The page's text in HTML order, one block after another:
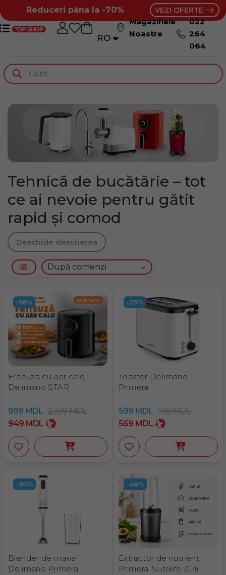
Reduceri pâna la -70% VEZI OFERTE
RO
RU
Magazinele
Noastre
022
264
064
Tehnică de bucătărie – tot
ce ai nevoie pentru gătit
rapid și comod
Deschide descrierea
Gamă largă de aparate
Confort și durabilitate
Livrare în toată Moldova
-58%
Friteuza cu aer cald
Delimano STAR
999 MDL 2.399MDL
949 MDL
-25%
Toaster Delimano
Primera
599 MDL 799MDL
569 MDL
-30%
Blender de mana
Delimano Primera
-48%
Extractor de nutrienți
Primera Nutrilife (Gri)